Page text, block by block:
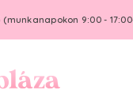
(munkanapokon 9:00 -